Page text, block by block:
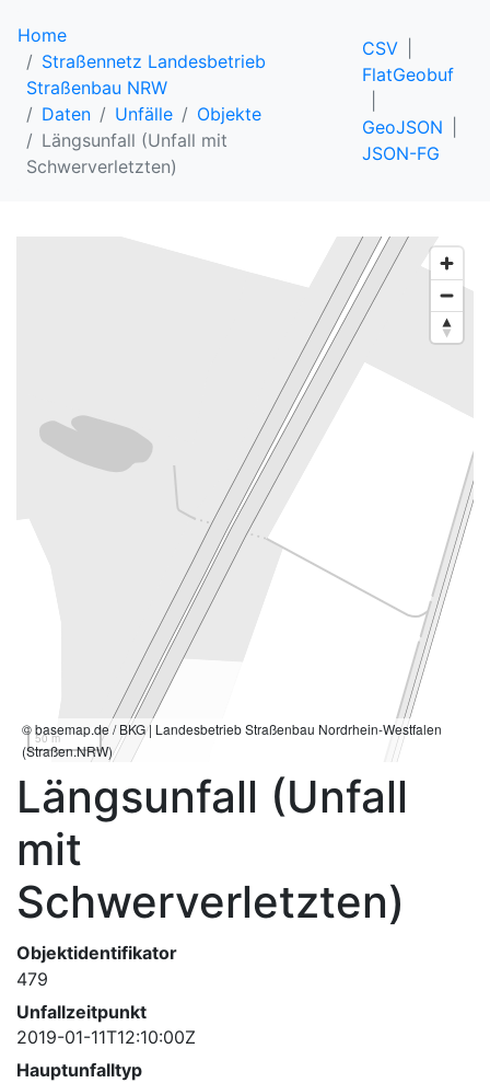
Home
Straßennetz Landesbetrieb
Straßenbau NRW
Daten
Unfälle
Objekte
Längsunfall (Unfall mit
Schwerverletzten)
CSV
FlatGeobuf
GeoJSON
JSON-FG
50 m
© basemap.de / BKG | Landesbetrieb Straßenbau Nordrhein-Westfalen
(Straßen.NRW)
Längsunfall (Unfall
mit
Schwerverletzten)
Objektidentifikator
479
Unfallzeitpunkt
2019-01-11T12:10:00Z
Hauptunfalltyp